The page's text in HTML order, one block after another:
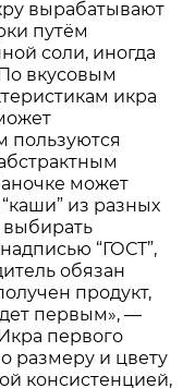
вырабатывают
путём
соли, иногда
вкусовым
икра
пользуются
может
из разных
“ГОСТ”,
обязан
продукт,
первым», —
первого
размеру и цвету
консистенцией,